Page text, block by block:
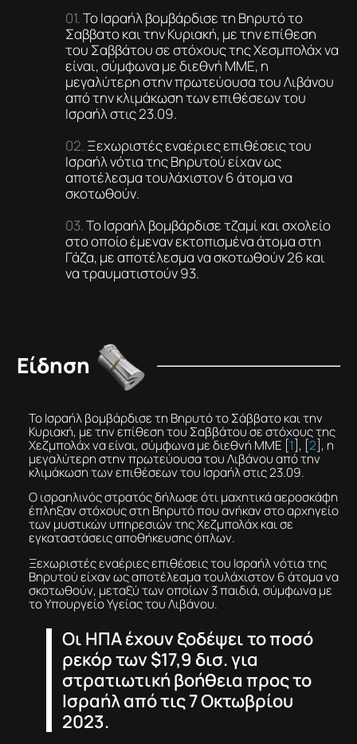
Το Ισραήλ βομβάρδισε τη Βηρυτό το
Σαββατο και την Κυριακή, με την επίθεση
του Σαββάτου σε στόχους της Χεσμπολάχ να
είναι, σύμφωνα με διεθνή ΜΜΕ, η
μεγαλύτερη στην πρωτεύουσα του Λιβάνου
από την κλιμάκωση των επιθέσεων του
Ισραήλ στις 23.09.
Ξεχωριστές εναέριες επιθέσεις του
Ισραήλ νότια της Βηρυτού είχαν ως
αποτέλεσμα τουλάχιστον 6 άτομα να
σκοτωθούν.
Το Ισραήλ βομβάρδισε τζαμί και σχολείο
στο οποίο έμεναν εκτοπισμένα άτομα στη
Γάζα, με αποτέλεσμα να σκοτωθούν 26 και
να τραυματιστούν 93.
Είδηση
Το Ισραήλ βομβάρδισε τη Βηρυτό το Σάββατο και την
Κυριακή, με την επίθεση του Σαββάτου σε στόχους της
Χεζμπολάχ να είναι, σύμφωνα με διεθνή ΜΜΕ [1 ], [2 ], η
μεγαλύτερη στην πρωτεύουσα του Λιβάνου από την
κλιμάκωση των επιθέσεων του Ισραήλ στις 23.09.
Ο ισραηλινός στρατός δήλωσε ότι μαχητικά αεροσκάφη
έπληξαν στόχους στη Βηρυτό που ανήκαν στο αρχηγείο
των μυστικών υπηρεσιών της Χεζμπολάχ και σε
εγκαταστάσεις αποθήκευσης όπλων.
Ξεχωριστές εναέριες επιθέσεις του Ισραήλ νότια της
Βηρυτού είχαν ως αποτέλεσμα τουλάχιστον 6 άτομα να
σκοτωθούν, μεταξύ των οποίων 3 παιδιά, σύμφωνα με
το Yπουργείο Υγείας του Λιβάνου.
Οι ΗΠΑ έχουν ξοδέψει το ποσό
ρεκόρ των $17,9 δισ. για
στρατιωτική βοήθεια προς το
Ισραήλ από τις 7 Οκτωβρίου
2023.